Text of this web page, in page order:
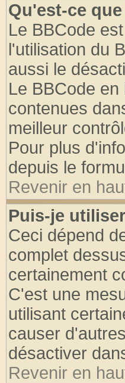
Qu'est-ce
Le BBCode
l'utilisation du
aussi le
Le BBCode
contenues
meilleur
Pour plus
depuis le
Revenir en
Puis-je
Ceci dépend
complet
certainement
C'est une
utilisant
causer
désactiver
Revenir en